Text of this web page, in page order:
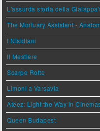
L'assurda storia della
The Mortuary Assistant -
I Nisidiani
Il Mestiere
Scarpe Rotte
Limoni a Varsavia
Ateez: Light the Way in
Queen Budapest